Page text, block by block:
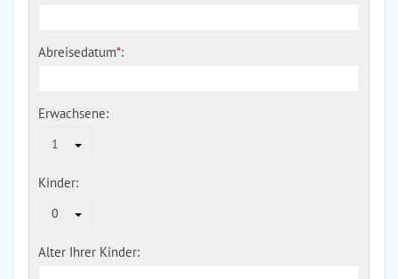
Abreisedatum*:
Erwachsene:
1
Kinder:
0
Alter Ihrer Kinder: